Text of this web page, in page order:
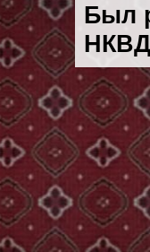
Был